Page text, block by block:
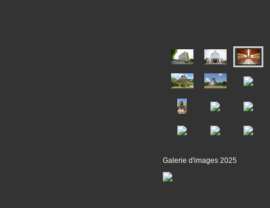
Galerie d'images 2025